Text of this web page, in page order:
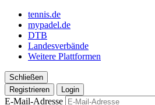
tennis.de
mypadel.de
DTB
Landesverbände
Weitere Plattformen
Schließen
Registrieren
Login
E-Mail-Adresse